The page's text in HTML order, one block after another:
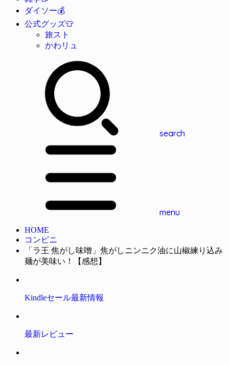
ダイソー💰
公式グッズ👕
旅スト
かわリュ
search
menu
HOME
コンビニ
「ラ王 焦がし味噌」焦がしニンニク油に山椒練り込み
麺が美味い！【感想】
Kindleセール最新情報
最新レビュー